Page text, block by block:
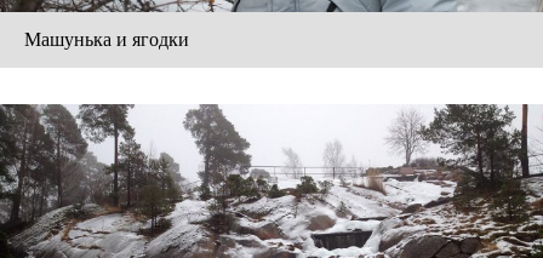
Машунька и ягодки